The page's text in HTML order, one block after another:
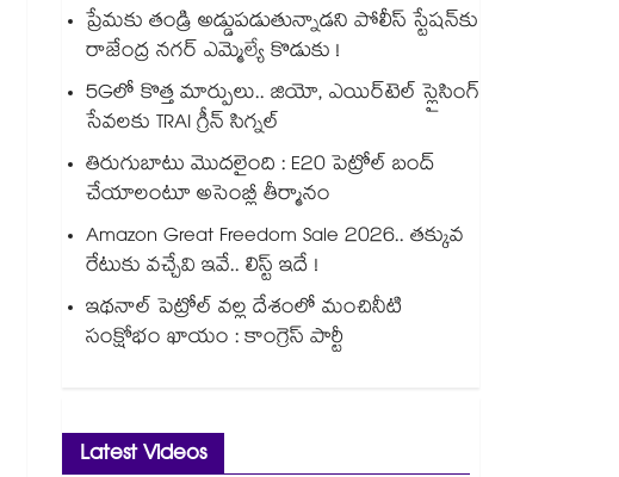
ప్రేమకు తండ్రి అడ్డుపడుతున్నాడని పోలీస్ స్టేషన్⁪కు
రాజేంద్ర నగర్ ఎమ్మెల్యే కొడుకు !
5Gలో కొత్త మార్పులు.. జియో, ఎయిర్‌టెల్ స్లైసింగ్
సేవలకు TRAI గ్రీన్ సిగ్నల్
తిరుగుబాటు మొదలైంది : E20 పెట్రోల్ బంద్
చేయాలంటూ అసెంబ్లీ తీర్మానం
Amazon Great Freedom Sale 2026.. తక్కువ
రేటుకు వచ్చేవి ఇవే.. లిస్ట్ ఇదే !
ఇథనాల్ పెట్రోల్ వల్ల దేశంలో మంచినీటి
సంక్షోభం ఖాయం : కాంగ్రెస్ పార్టీ
Latest Videos